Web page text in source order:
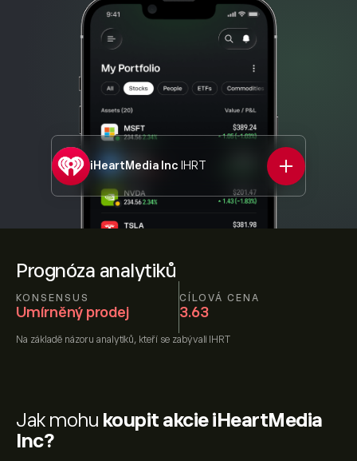
Prognóza analytiků
KONSENSUS
Umírněný prodej
CÍLOVÁ CENA
3.63
Na základě názoru analytiků, kteří se zabývali IHRT
iHeartMedia Inc IHRT
Jak mohu koupit akcie iHeartMedia
Inc?